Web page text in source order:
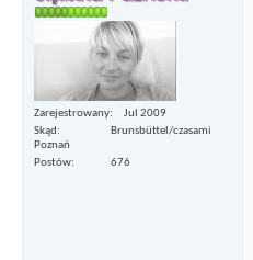
Zarejestrowany
Jul 2009
Skąd
Brunsbüttel/czasami
Poznań
Postów
676